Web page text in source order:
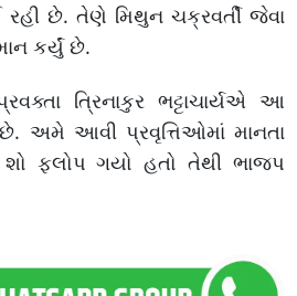
રહી છે. તેણે મિથુન ચક્રવર્તી જેવા
કર્યું છે.
ત્રિનાકુર ભટ્ટાચાર્યએ આ
છે. અમે આવી પ્રવૃત્તિઓમાં માનતા
શો ફ્લોપ ગયો હતો તેથી ભાજપ